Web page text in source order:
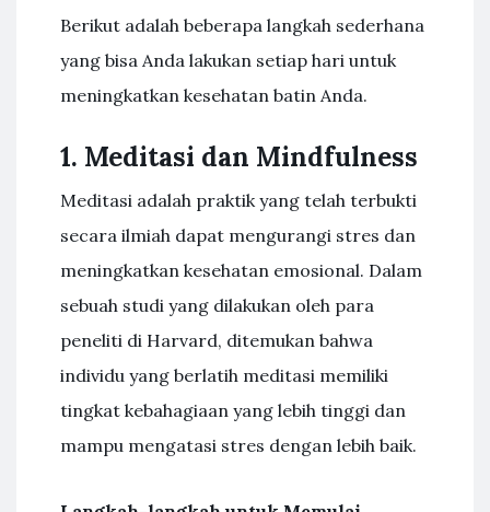
Berikut adalah beberapa langkah sederhana
yang bisa Anda lakukan setiap hari untuk
meningkatkan kesehatan batin Anda.
1. Meditasi dan Mindfulness
Meditasi adalah praktik yang telah terbukti
secara ilmiah dapat mengurangi stres dan
meningkatkan kesehatan emosional. Dalam
sebuah studi yang dilakukan oleh para
peneliti di Harvard, ditemukan bahwa
individu yang berlatih meditasi memiliki
tingkat kebahagiaan yang lebih tinggi dan
mampu mengatasi stres dengan lebih baik.